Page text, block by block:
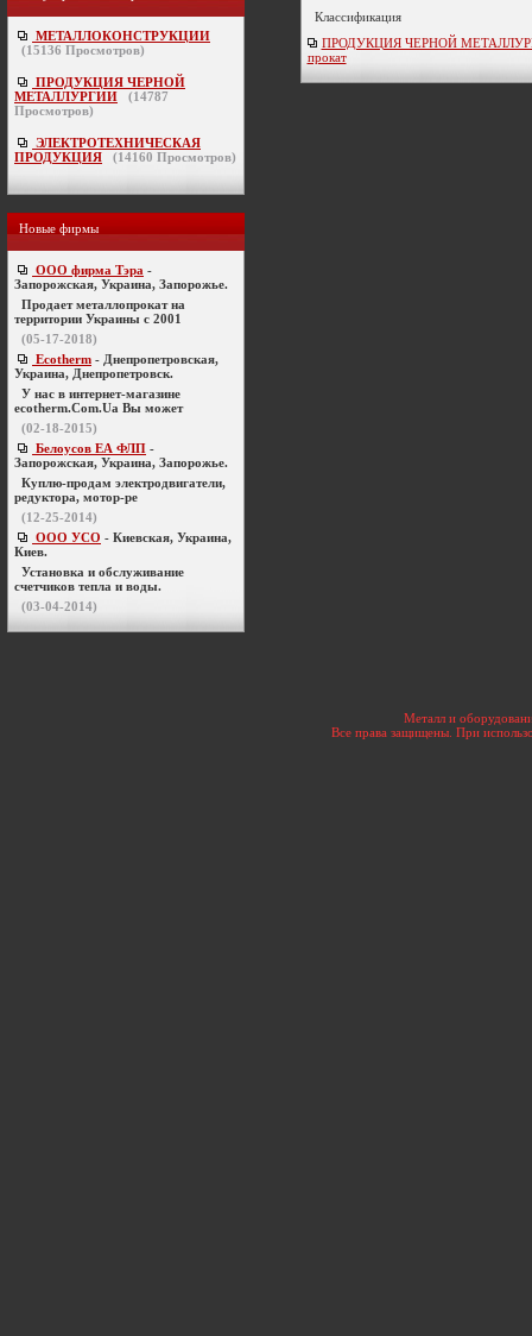
МЕТАЛЛОКОНСТРУКЦИИ
(15136 Просмотров)
ПРОДУКЦИЯ ЧЕРНОЙ
МЕТАЛЛУРГИИ
(14787
Просмотров)
ЭЛЕКТРОТЕХНИЧЕСКАЯ
ПРОДУКЦИЯ
(14160 Просмотров)
Новые фирмы
ООО фирма Тэра -
Запорожская, Украина, Запорожье.
Продает металлопрокат на
территории Украины с 2001
(05-17-2018)
Ecotherm - Днепропетровская,
Украина, Днепропетровск.
У нас в интернет-магазине
ecotherm.Com.Ua Вы может
(02-18-2015)
Белоусов ЕА ФЛП -
Запорожская, Украина, Запорожье.
Куплю-продам электродвигатели,
редуктора, мотор-ре
(12-25-2014)
ООО УСО - Киевская, Украина,
Киев.
Установка и обслуживание
счетчиков тепла и воды.
(03-04-2014)
Классификация
ПРОДУКЦИЯ ЧЕРНОЙ
прокат
Металл и
Все права защищены. При